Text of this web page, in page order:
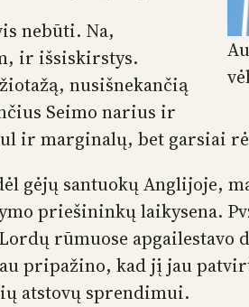
nebūti. Na,
ir išsiskirstys.
nusišnekančią
Seimo narius ir
ir marginalų, bet garsiai
gėjų santuokų Anglijoje,
priešininkų laikysena.
rūmuose
pripažino, kad jį jau
atstovų sprendimui.